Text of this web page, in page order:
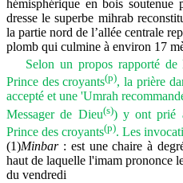
hémisphérique en bois soutenue
dresse le superbe mihrab
la partie nord de l’allée centrale
plomb qui culmine à environ 17
Selon un propos rapporté de
Prince des croyants(p), la prière
accepté et une 'Umrah
Messager de Dieu(s)) y ont prié
Prince des croyants(p). Les
(1)Minbar : est une chaire à
haut de laquelle l'imam prononce
du vendredi